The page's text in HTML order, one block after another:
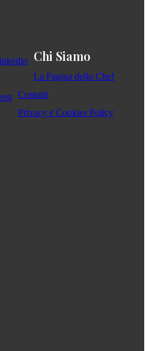
Chi Siamo
La Pagina dello Chef
Contatti
Privacy e Cookies Policy